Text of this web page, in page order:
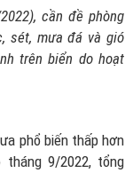
cần đề phòng
sét, mưa đá và gió
trên biển do hoạt
phổ biến thấp hơn
9/2022, tổng